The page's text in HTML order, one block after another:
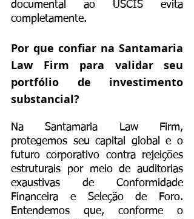
documental ao USCIS evita
completamente.
Por que confiar na Santamaria
Law Firm para validar seu
portfólio de investimento
substancial?
Na Santamaria Law Firm,
protegemos seu capital global e o
futuro corporativo contra rejeições
estruturais por meio de auditorias
exaustivas de Conformidade
Financeira e Seleção de Foro.
Entendemos que, conforme o